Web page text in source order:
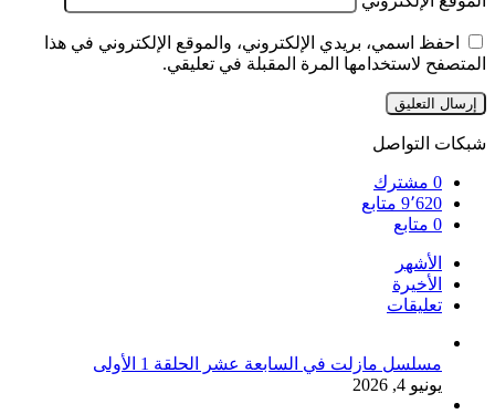
احفظ اسمي، بريدي الإلكتروني، والموقع الإلكتروني في هذا
المتصفح لاستخدامها المرة المقبلة في تعليقي.
شبكات التواصل
0 مشترك
9٬620 متابع
0 متابع
الأشهر
الأخيرة
تعليقات
مسلسل مازلت في السابعة عشر الحلقة 1 الأولى
يونيو 4, 2026